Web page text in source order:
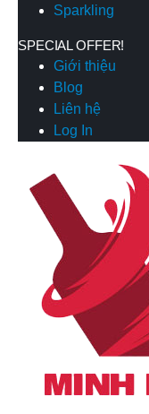
Sparkling
SPECIAL OFFER!
Giới thiệu
Blog
Liên hệ
Log In